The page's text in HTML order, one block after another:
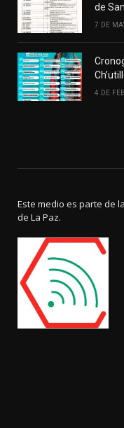
de
7 DE
4 DE
Este medio es parte de
de La Paz.